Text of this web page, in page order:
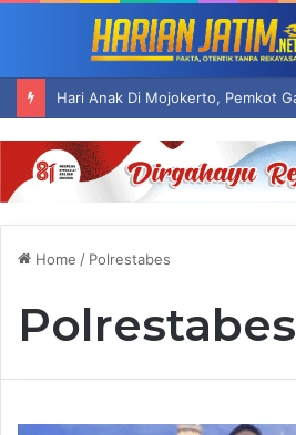
Home / Polrestabes
Polrestabes